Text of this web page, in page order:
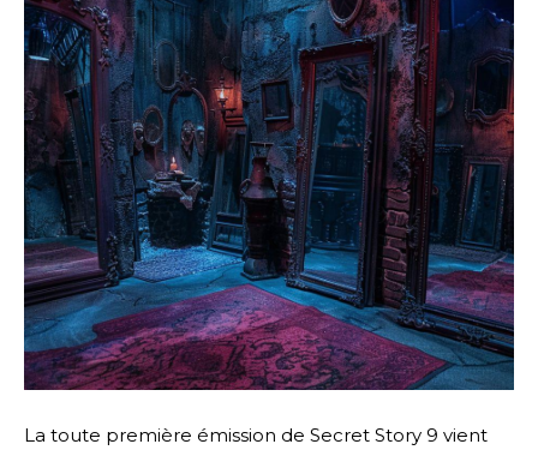
La toute première émission de Secret Story 9 vient